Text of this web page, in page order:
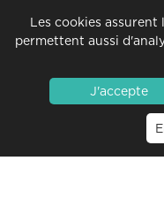
Les cookies
permettent aussi
J'accepte